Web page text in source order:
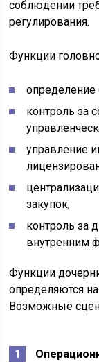
соблюдении
регулирования.
Функции
определение
контроль за
управление
закупок;
контроль за
внутренним
Функции
определяются
Возможные